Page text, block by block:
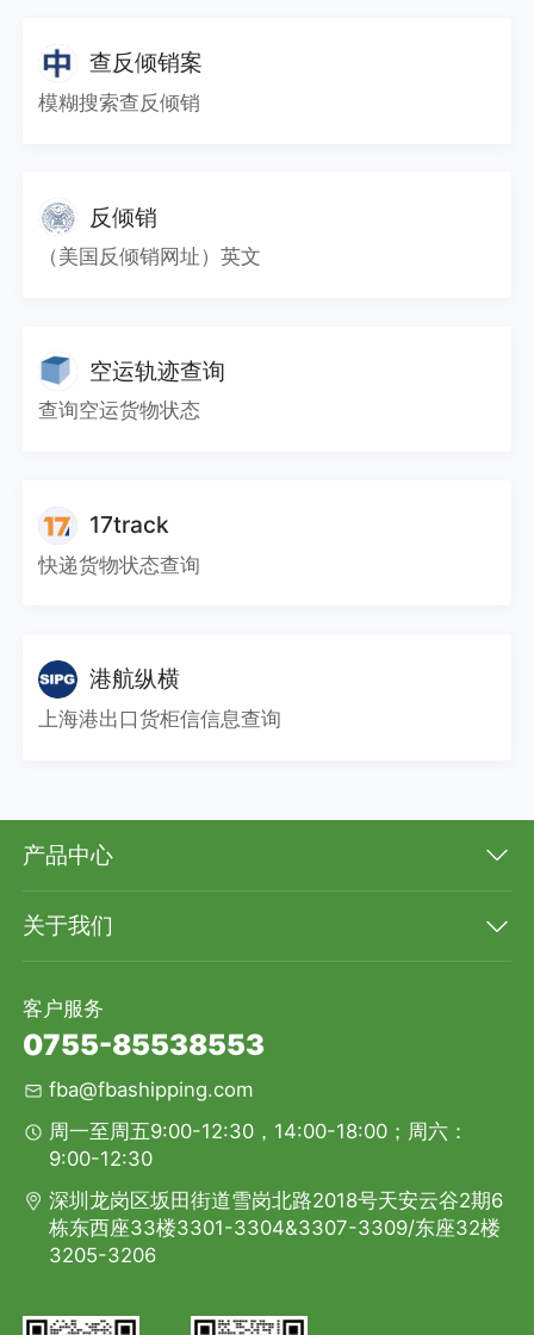
查反倾销案
模糊搜索查反倾销
反倾销
（美国反倾销网址）英文
空运轨迹查询
查询空运货物状态
17track
快递货物状态查询
港航纵横
上海港出口货柜信信息查询
产品中心
关于我们
客户服务
0755-85538553
fba@fbashipping.com
周一至周五9:00-12:30，14:00-18:00；周六：
9:00-12:30
深圳龙岗区坂田街道雪岗北路2018号天安云谷2期6
栋东西座33楼3301-3304&3307-3309/东座32楼
3205-3206